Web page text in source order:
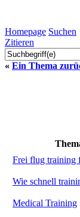
Homepage Suchen
Zitieren
« Ein Thema
Frei flug training
Wie schnell
Medical Training